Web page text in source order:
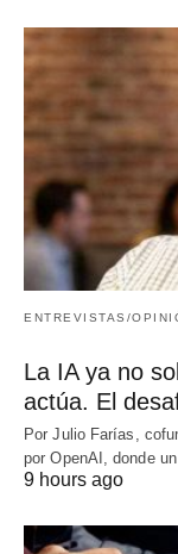
ENTREVISTAS/
La IA ya no
actúa. El
Por Julio Farías,
por OpenAI, donde
9 hours ago